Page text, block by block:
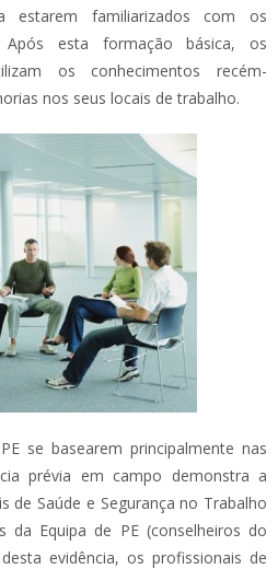
estarem familiarizados com os
Após esta formação básica, os
os conhecimentos recém-
nos seus locais de trabalho.
se basearem principalmente nas
prévia em campo demonstra a
de Saúde e Segurança no Trabalho
da Equipa de PE (conselheiros do
evidência, os profissionais de